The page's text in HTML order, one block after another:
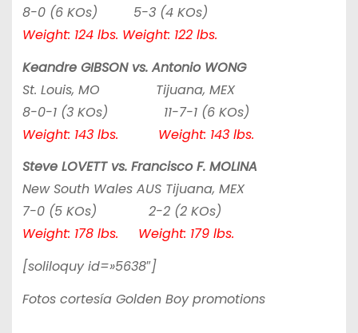
8-0 (6 KOs) 5-3 (4 KOs)
Weight: 124 lbs. Weight: 122 lbs.
Keandre GIBSON vs. Antonio WONG
St. Louis, MO Tijuana, MEX
8-0-1 (3 KOs) 11-7-1 (6 KOs)
Weight: 143 lbs. Weight: 143 lbs.
Steve LOVETT vs. Francisco F. MOLINA
New South Wales AUS Tijuana, MEX
7-0 (5 KOs) 2-2 (2 KOs)
Weight: 178 lbs. Weight: 179 lbs.
[soliloquy id=»5638″]
Fotos cortesía Golden Boy promotions